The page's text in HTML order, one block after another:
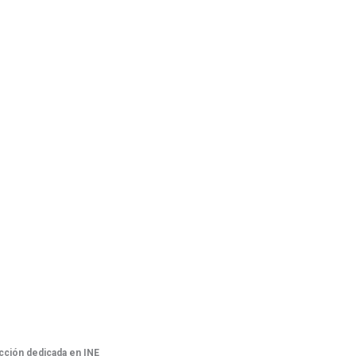
dedicada en INE